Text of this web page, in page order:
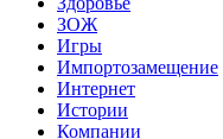
ЗОЖ
Игры
Импортозамещение
Интернет
Истории
Компании